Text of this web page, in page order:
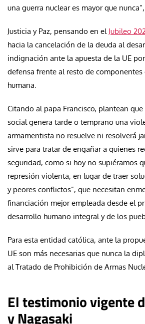
una guerra nuclear es mayor que
Justicia y Paz, pensando en el Jubileo
hacia la cancelación de la deuda al
indignación ante la apuesta de la UE
defensa frente al resto de componentes
humana.
Citando al papa Francisco, plantean
social genera tarde o temprano una
armamentista no resuelve ni resolverá
sirve para tratar de engañar a quienes
seguridad, como si hoy no supiéramos
represión violenta, en lugar de traer
y peores conflictos”, que necesitan
financiación mejor empleada desde el
desarrollo humano integral y de los
Para esta entidad católica, ante la
UE son más necesarias que nunca la
al Tratado de Prohibición de Armas
El testimonio vigente
y Nagasaki